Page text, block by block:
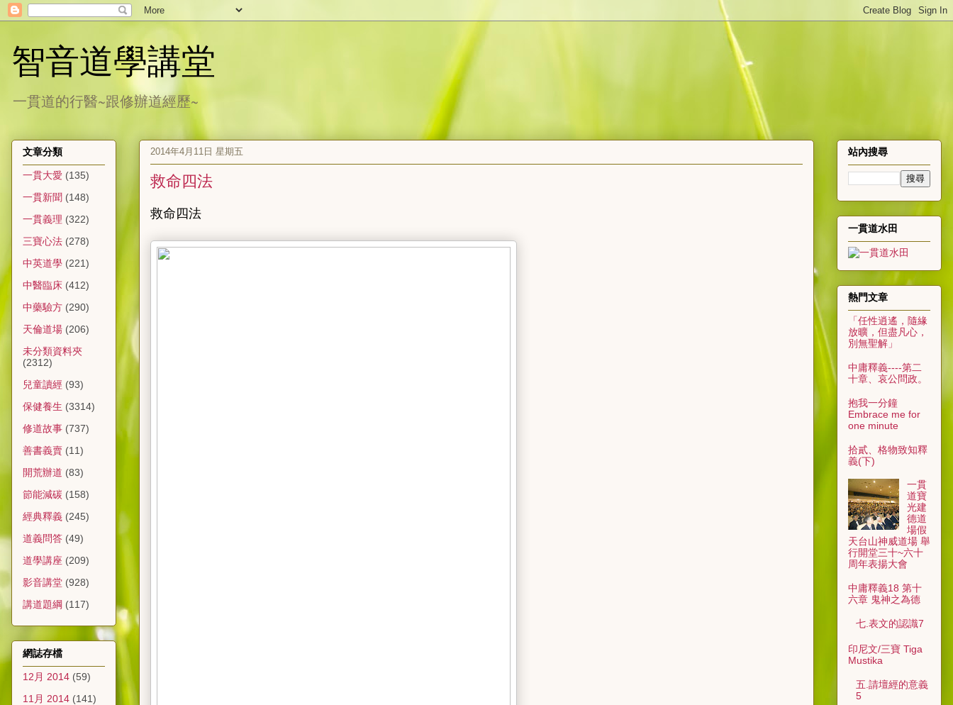
智音道學講堂
一貫道的行醫~跟修辦道經歷~
2014年4月11日 星期五
救命四法
救命四法
文章分類
一貫大愛 (135)
一貫新聞 (148)
一貫義理 (322)
三寶心法 (278)
中英道學 (221)
中醫臨床 (412)
中藥驗方 (290)
天倫道場 (206)
未分類資料夾
(2312)
兒童讀經 (93)
保健養生 (3314)
修道故事 (737)
善書義賣 (11)
開荒辦道 (83)
節能減碳 (158)
經典釋義 (245)
道義問答 (49)
道學講座 (209)
影音講堂 (928)
講道題綱 (117)
網誌存檔
12月 2014 (59)
11月 2014 (141)
站內搜尋
一貫道水田
熱門文章
「任性逍遙，隨緣
放曠，但盡凡心，
別無聖解」
中庸釋義----第二
十章、哀公問政。
抱我一分鐘
Embrace me for
one minute
拾貳、格物致知釋
義(下)
一貫
道寶
光建
德道
場假
天台山神威道場 舉
行開堂三十~六十
周年表揚大會
中庸釋義18 第十
六章 鬼神之為德
七.表文的認識7
印尼文/三寶 Tiga
Mustika
五.請壇經的意義
5